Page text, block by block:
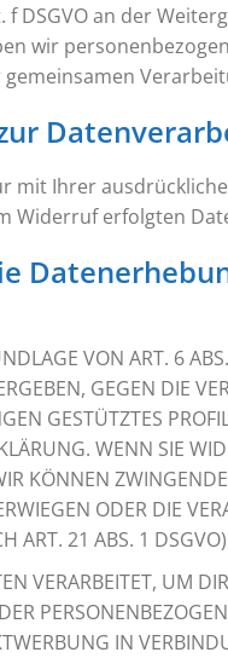
DSGVO an der
wir
mit Ihrer
Widerruf erfolgten
VON ART. 6
GEGEN DIE
GESTÜTZTES
WENN SIE
KÖNNEN
ODER DIE
ART. 21 ABS. 1
VERARBEITET, UM
IN